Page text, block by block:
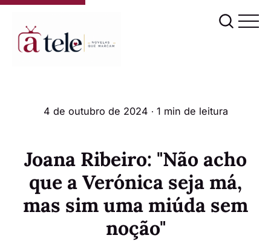
4 de outubro de 2024 ∙ 1 min de leitura
Joana Ribeiro: "Não acho
que a Verónica seja má,
mas sim uma miúda sem
noção"